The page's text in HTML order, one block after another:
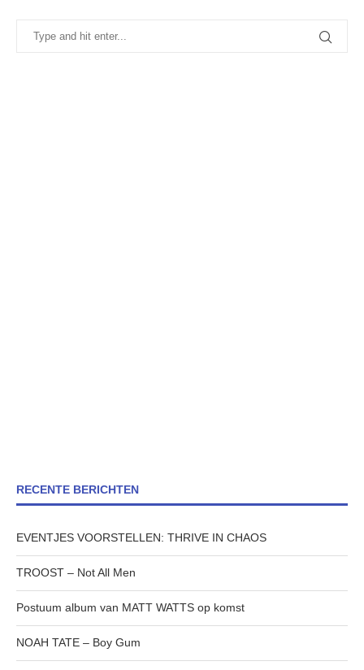
RECENTE BERICHTEN
EVENTJES VOORSTELLEN: THRIVE IN CHAOS
TROOST – Not All Men
Postuum album van MATT WATTS op komst
NOAH TATE – Boy Gum